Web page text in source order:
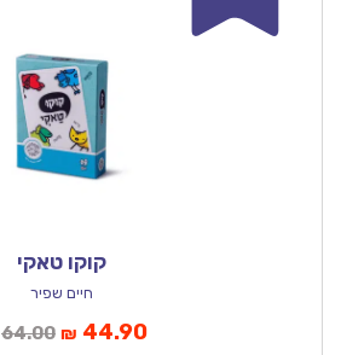
קוקו טאקי
חיים שפיר
64.00המחיר
₪ 44.90המחיר